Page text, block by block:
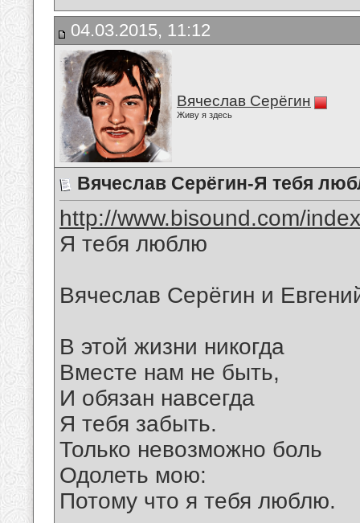
04.03.2015, 11:12
Вячеслав Серёгин
Живу я здесь
Вячеслав Серёгин-Я тебя
http://www.bisound.com/
Я тебя люблю
Вячеслав Серёгин и
В этой жизни никогда
Вместе нам не быть,
И обязан навсегда
Я тебя забыть.
Только невозможно боль
Одолеть мою:
Потому что я тебя люблю.